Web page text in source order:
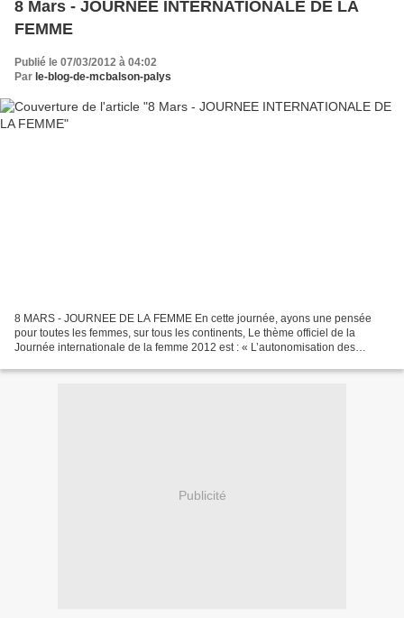
8 Mars - JOURNEE INTERNATIONALE DE LA
FEMME
Publié le 07/03/2012 à 04:02
Par le-blog-de-mcbalson-palys
8 MARS - JOURNEE DE LA FEMME En cette journée, ayons une pensée
pour toutes les femmes, sur tous les continents, Le thème officiel de la
Journée internationale de la femme 2012 est : « L’autonomisation des
Publicité